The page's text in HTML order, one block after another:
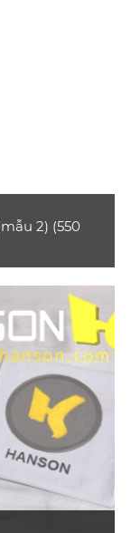
2) (550
xe, gara,…
tải nhỏ